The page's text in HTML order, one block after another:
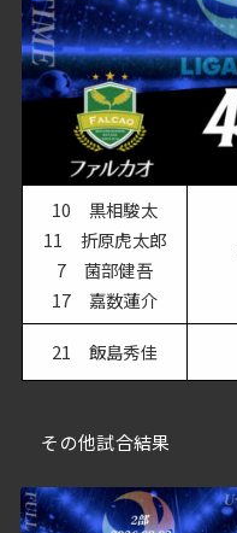
10 黒相駿太
11 折原虎太郎
7 菌部健吾
17 嘉数蓮介
21 飯島秀佳
その他試合結果